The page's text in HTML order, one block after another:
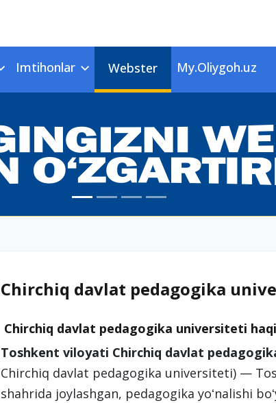
Imtihonlar Webster My.Oliygoh.uz
Chirchiq davlat pedagogika
Chirchiq davlat pedagogika universiteti
Toshkent viloyati Chirchiq davlat
Chirchiq davlat pedagogika universiteti) —
shahrida joylashgan, pedagogika yoʻnalishi